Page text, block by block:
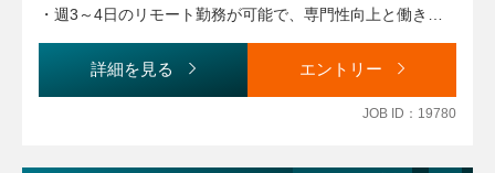
・契約審査業務
・商事法務業務（株主総会運営その他会社法関連業務を含
・ガバナンス関連業務（部門主管の規程の制定改廃のほか、
・週3～4日のリモート勤務が可能で、専門性向上と働きや
詳細を見る エントリー
JOB ID：19780